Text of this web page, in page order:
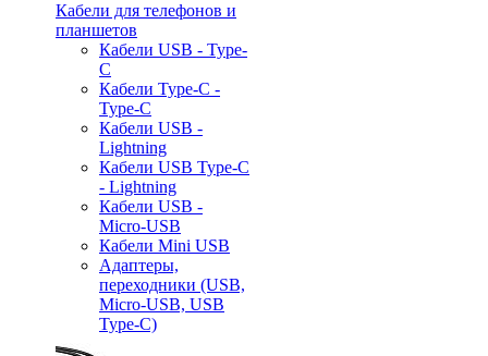
Кабели для телефонов и
планшетов
Кабели USB - Type-
C
Кабели Type-C -
Type-C
Кабели USB -
Lightning
Кабели USB Type-C
- Lightning
Кабели USB -
Micro-USB
Кабели Mini USB
Адаптеры,
переходники (USB,
Micro-USB, USB
Type-C)